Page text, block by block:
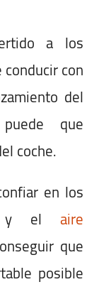
a los
con
del
que
coche.
en los
y el aire
que
posible